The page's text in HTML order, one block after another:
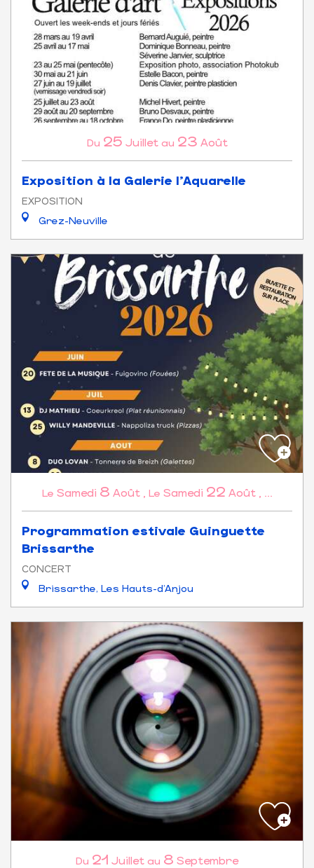
Du 25 Juillet au 23 Août
Exposition à la Galerie l'Aquarelle
EXPOSITION
Grez-Neuville
Le Samedi 8 Août, Le Samedi 22 Août, ...
Programmation estivale Guinguette
Brissarthe
CONCERT
Brissarthe, Les Hauts-d'Anjou
Du 21 Juillet au 8 Septembre